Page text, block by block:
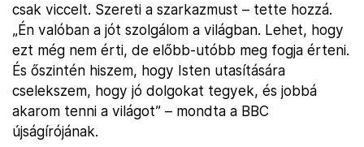
csak viccelt. Szereti a szarkazmust – tette hozzá.
„Én valóban a jót szolgálom a világban. Lehet, hogy
ezt még nem érti, de előbb-utóbb meg fogja érteni.
És őszintén hiszem, hogy Isten utasítására
cselekszem, hogy jó dolgokat tegyek, és jobbá
akarom tenni a világot” – mondta a BBC
újságírójának.